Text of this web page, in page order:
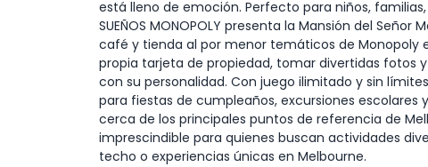
está lleno de emoción. Perfecto para niños,
SUEÑOS MONOPOLY presenta la Mansión del
café y tienda al por menor temáticos de Monopoly
propia tarjeta de propiedad, tomar divertidas fotos
con su personalidad. Con juego ilimitado y sin
para fiestas de cumpleaños, excursiones
cerca de los principales puntos de referencia de
imprescindible para quienes buscan actividades
techo o experiencias únicas en Melbourne.